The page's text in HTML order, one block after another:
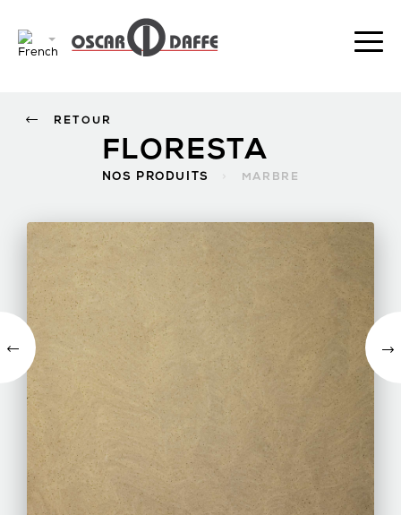
FLORESTA
NOS PRODUITS MARBRE
RETOUR